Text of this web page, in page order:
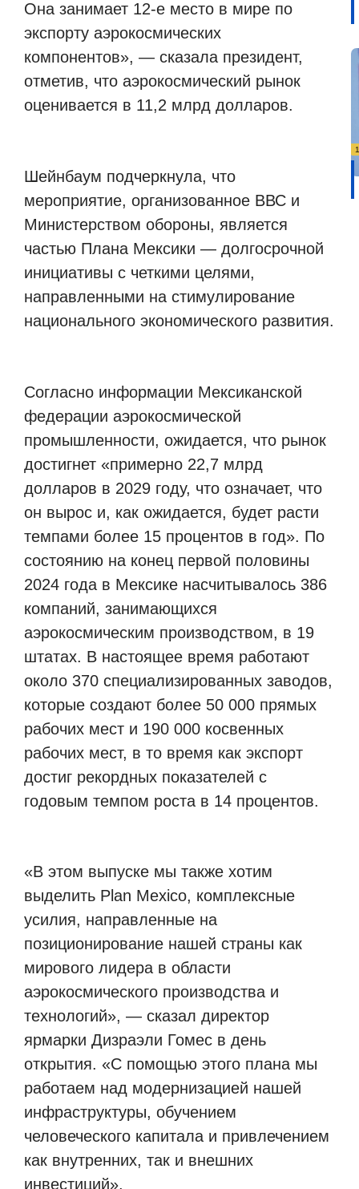
Она занимает 12-е место в мире по
экспорту аэрокосмических
компонентов», — сказала президент,
отметив, что аэрокосмический рынок
оценивается в 11,2 млрд долларов.
Шейнбаум подчеркнула, что
мероприятие, организованное ВВС и
Министерством обороны, является
частью Плана Мексики — долгосрочной
инициативы с четкими целями,
направленными на стимулирование
национального экономического развития.
Согласно информации Мексиканской
федерации аэрокосмической
промышленности, ожидается, что рынок
достигнет «примерно 22,7 млрд
долларов в 2029 году, что означает, что
он вырос и, как ожидается, будет расти
темпами более 15 процентов в год». По
состоянию на конец первой половины
2024 года в Мексике насчитывалось 386
компаний, занимающихся
аэрокосмическим производством, в 19
штатах. В настоящее время работают
около 370 специализированных заводов,
которые создают более 50 000 прямых
рабочих мест и 190 000 косвенных
рабочих мест, в то время как экспорт
достиг рекордных показателей с
годовым темпом роста в 14 процентов.
«В этом выпуске мы также хотим
выделить Plan Mexico, комплексные
усилия, направленные на
позиционирование нашей страны как
мирового лидера в области
аэрокосмического производства и
технологий», — сказал директор
ярмарки Дизраэли Гомес в день
открытия. «С помощью этого плана мы
работаем над модернизацией нашей
инфраструктуры, обучением
человеческого капитала и привлечением
как внутренних, так и внешних
инвестиций».